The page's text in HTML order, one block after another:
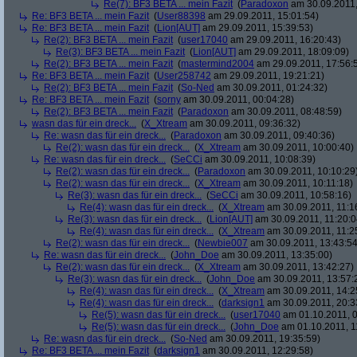
Re(7): BF3 BETA ... mein Fazit (Paradoxon am
Re: BF3 BETA ... mein Fazit (User88398 am 29.09.2011, 15:01:54)
Re: BF3 BETA ... mein Fazit (Lion[AUT] am 29.09.2011, 15:39:53)
Re(2): BF3 BETA ... mein Fazit (user17040 am 29.09.2011, 16:20:43)
Re(3): BF3 BETA ... mein Fazit (Lion[AUT] am 29.09.2011, 18:09:09)
Re(2): BF3 BETA ... mein Fazit (mastermind2004 am 29.09.2011,
Re: BF3 BETA ... mein Fazit (User258742 am 29.09.2011, 19:21:21)
Re(2): BF3 BETA ... mein Fazit (So-Ned am 30.09.2011, 01:24:32)
Re: BF3 BETA ... mein Fazit (sorny am 30.09.2011, 00:04:28)
Re(2): BF3 BETA ... mein Fazit (Paradoxon am 30.09.2011, 08:48:59)
wasn das für ein dreck... (X_Xtream am 30.09.2011, 09:36:32)
Re: wasn das für ein dreck... (Paradoxon am 30.09.2011, 09:40:36)
Re(2): wasn das für ein dreck... (X_Xtream am 30.09.2011, 10:00:40)
Re: wasn das für ein dreck... (SeCCi am 30.09.2011, 10:08:39)
Re(2): wasn das für ein dreck... (Paradoxon am 30.09.2011,
Re(2): wasn das für ein dreck... (X_Xtream am 30.09.2011, 10:11:18)
Re(3): wasn das für ein dreck... (SeCCi am 30.09.2011, 10:58:16)
Re(4): wasn das für ein dreck... (X_Xtream am 30.09.2011,
Re(3): wasn das für ein dreck... (Lion[AUT] am 30.09.2011,
Re(4): wasn das für ein dreck... (X_Xtream am 30.09.2011,
Re(2): wasn das für ein dreck... (Newbie007 am 30.09.2011,
Re: wasn das für ein dreck... (John_Doe am 30.09.2011, 13:35:00)
Re(2): wasn das für ein dreck... (X_Xtream am 30.09.2011, 13:42:27)
Re(3): wasn das für ein dreck... (John_Doe am 30.09.2011,
Re(4): wasn das für ein dreck... (X_Xtream am 30.09.2011,
Re(4): wasn das für ein dreck... (darksign1 am 30.09.2011,
Re(5): wasn das für ein dreck... (user17040 am 01.10.2011,
Re(5): wasn das für ein dreck... (John_Doe am 01.10.2011,
Re: wasn das für ein dreck... (So-Ned am 30.09.2011, 19:35:59)
Re: BF3 BETA ... mein Fazit (darksign1 am 30.09.2011, 12:29:58)